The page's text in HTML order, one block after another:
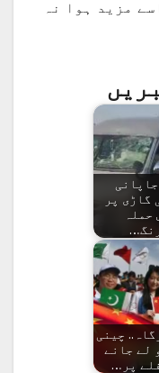
مزید ہوا نہ
گاڑی پر
چینی
لے جانے
پر…